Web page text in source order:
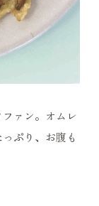
ァン。オムレ
ぷり、お腹も